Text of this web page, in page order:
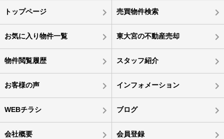
トップページ 売買物件検索
お気に入り物件一覧 東大宮の不動産売却
物件閲覧履歴 スタッフ紹介
お客様の声 インフォメーション
WEBチラシ ブログ
会社概要 会員登録